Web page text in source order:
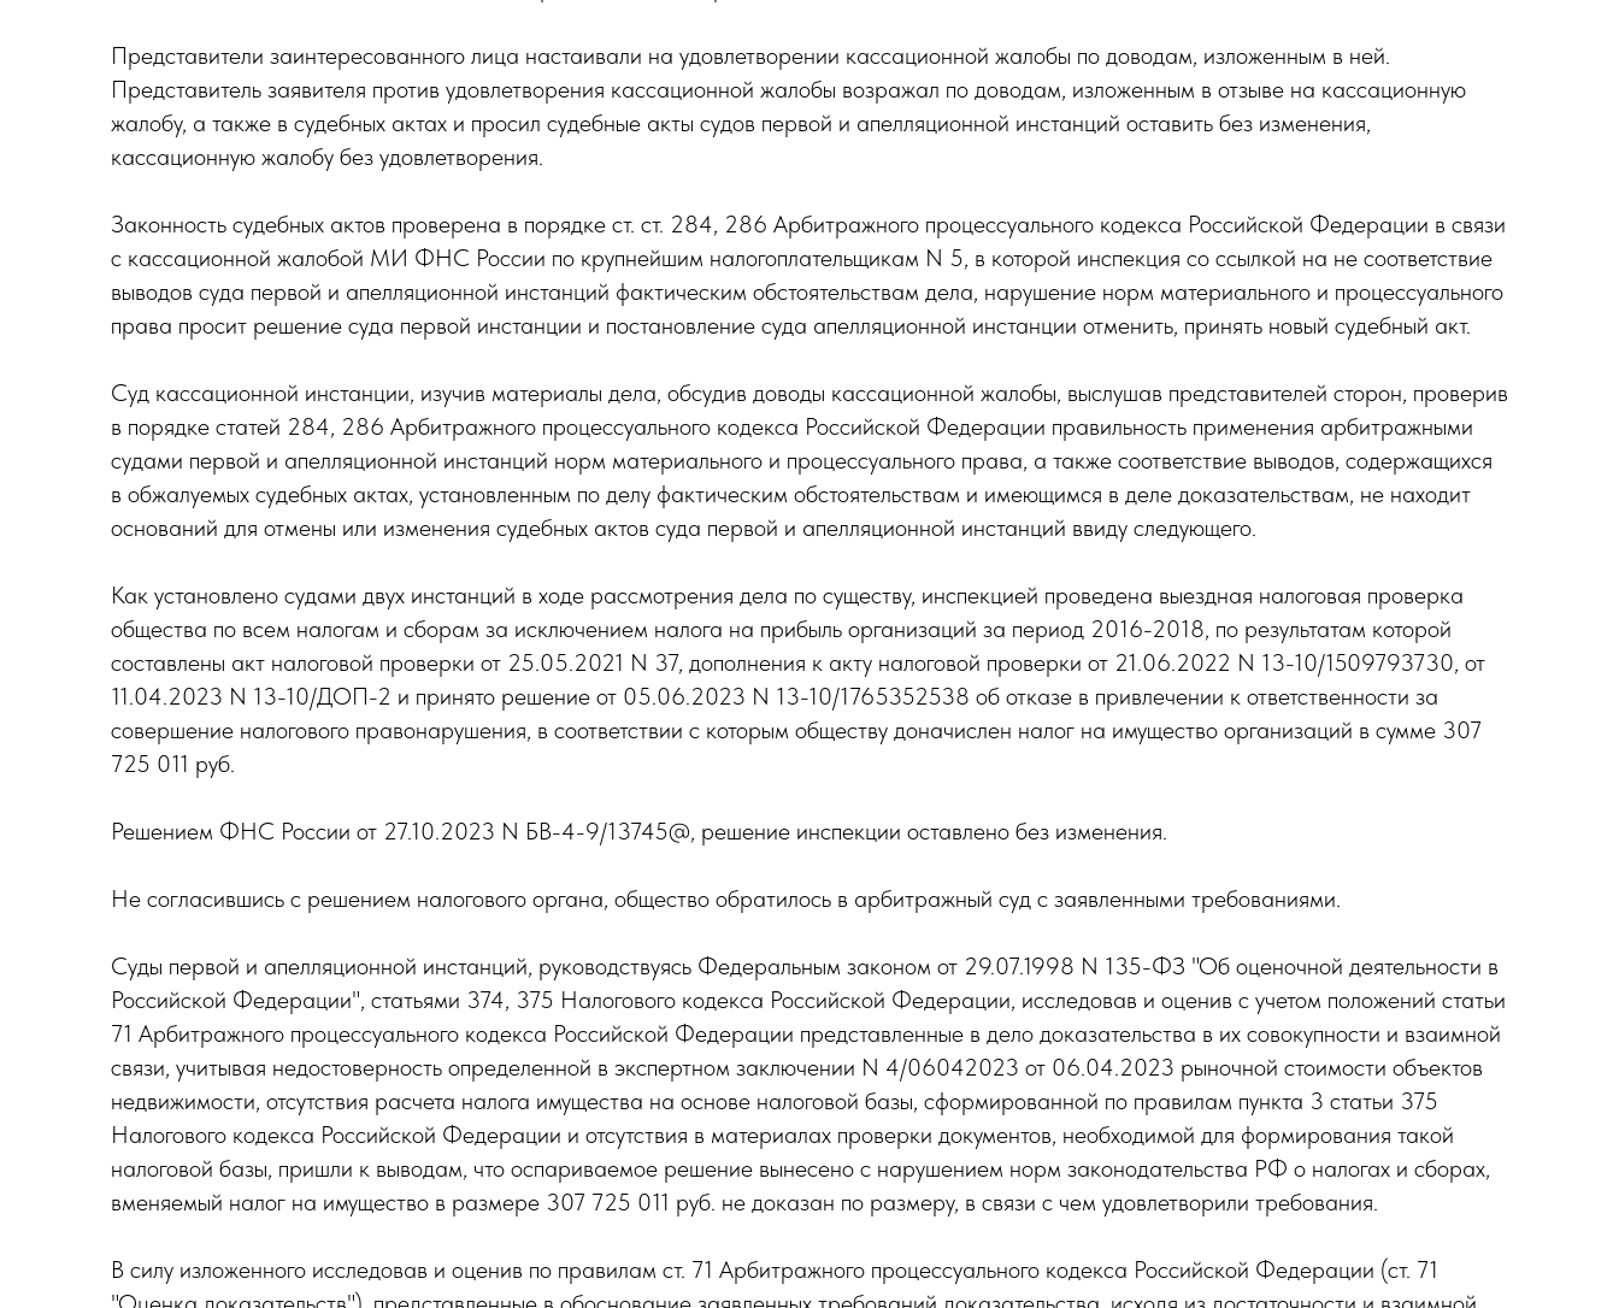
Представители заинтересованного лица настаивали на удовлетворении кассационной жалобы по доводам, изложенным в ней.
Представитель заявителя против удовлетворения кассационной жалобы возражал по доводам, изложенным в отзыве на кассационную
жалобу, а также в судебных актах и просил судебные акты судов первой и апелляционной инстанций оставить без изменения,
кассационную жалобу без удовлетворения.
Законность судебных актов проверена в порядке ст. ст. 284, 286 Арбитражного процессуального кодекса Российской Федерации в связи
с кассационной жалобой МИ ФНС России по крупнейшим налогоплательщикам N 5, в которой инспекция со ссылкой на не соответствие
выводов суда первой и апелляционной инстанций фактическим обстоятельствам дела, нарушение норм материального и процессуального
права просит решение суда первой инстанции и постановление суда апелляционной инстанции отменить, принять новый судебный акт.
Суд кассационной инстанции, изучив материалы дела, обсудив доводы кассационной жалобы, выслушав представителей сторон, проверив
в порядке статей 284, 286 Арбитражного процессуального кодекса Российской Федерации правильность применения арбитражными
судами первой и апелляционной инстанций норм материального и процессуального права, а также соответствие выводов, содержащихся
в обжалуемых судебных актах, установленным по делу фактическим обстоятельствам и имеющимся в деле доказательствам, не находит
оснований для отмены или изменения судебных актов суда первой и апелляционной инстанций ввиду следующего.
Как установлено судами двух инстанций в ходе рассмотрения дела по существу, инспекцией проведена выездная налоговая проверка
общества по всем налогам и сборам за исключением налога на прибыль организаций за период 2016-2018, по результатам которой
составлены акт налоговой проверки от 25.05.2021 N 37, дополнения к акту налоговой проверки от 21.06.2022 N 13-10/1509793730, от
11.04.2023 N 13-10/ДОП-2 и принято решение от 05.06.2023 N 13-10/1765352538 об отказе в привлечении к ответственности за
совершение налогового правонарушения, в соответствии с которым обществу доначислен налог на имущество организаций в сумме 307
725 011 руб.
Решением ФНС России от 27.10.2023 N БВ-4-9/13745@, решение инспекции оставлено без изменения.
Не согласившись с решением налогового органа, общество обратилось в арбитражный суд с заявленными требованиями.
Суды первой и апелляционной инстанций, руководствуясь Федеральным законом от 29.07.1998 N 135-ФЗ "Об оценочной деятельности в
Российской Федерации", статьями 374, 375 Налогового кодекса Российской Федерации, исследовав и оценив с учетом положений статьи
71 Арбитражного процессуального кодекса Российской Федерации представленные в дело доказательства в их совокупности и взаимной
связи, учитывая недостоверность определенной в экспертном заключении N 4/06042023 от 06.04.2023 рыночной стоимости объектов
недвижимости, отсутствия расчета налога имущества на основе налоговой базы, сформированной по правилам пункта 3 статьи 375
Налогового кодекса Российской Федерации и отсутствия в материалах проверки документов, необходимой для формирования такой
налоговой базы, пришли к выводам, что оспариваемое решение вынесено с нарушением норм законодательства РФ о налогах и сборах,
вменяемый налог на имущество в размере 307 725 011 руб. не доказан по размеру, в связи с чем удовлетворили требования.
В силу изложенного исследовав и оценив по правилам ст. 71 Арбитражного процессуального кодекса Российской Федерации (ст. 71